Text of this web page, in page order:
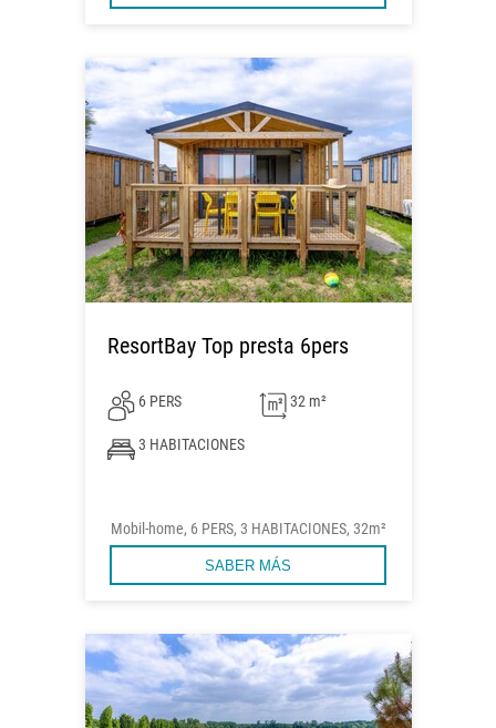
ResortBay Top presta 6pers
6 PERS 32 m²
3 HABITACIONES
Mobil-home, 6 PERS, 3 HABITACIONES, 32m²
SABER MÁS